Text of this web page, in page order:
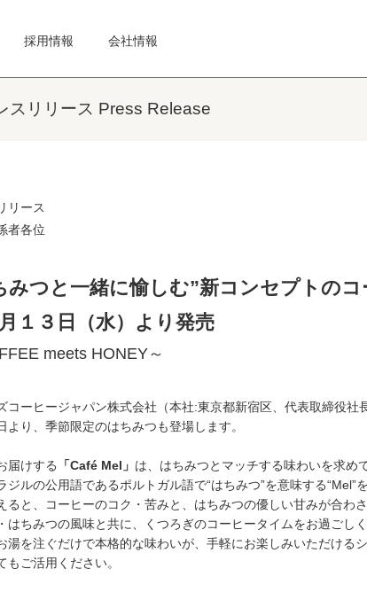
採用情報 会社情報
スリリース Press Release
リース
者各位
みつと一緒に愉しむ”新コンセプトの
１３日（水）より発売
meets HONEY～
コーヒージャパン株式会社（本社:東京都新宿区、代表取締役
より、季節限定のはちみつも登場します。
届けする 「Café Mel」 は、はちみつとマッチする味わいを求め
ジルの公用語であるポルトガル語で“はちみつ”を意味する
ると、コーヒーのコク・苦みと、はちみつの優しい甘みが合
はちみつの風味と共に、くつろぎのコーヒータイムをお過ごしく
湯を注ぐだけで本格的な味わいが、手軽にお楽しみいただけ
もご活用ください。